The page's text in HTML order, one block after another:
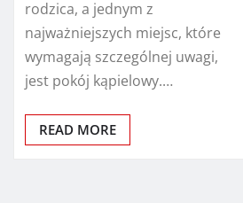
rodzica, a jednym z
najważniejszych miejsc, które
wymagają szczególnej uwagi,
jest pokój kąpielowy.…
READ MORE